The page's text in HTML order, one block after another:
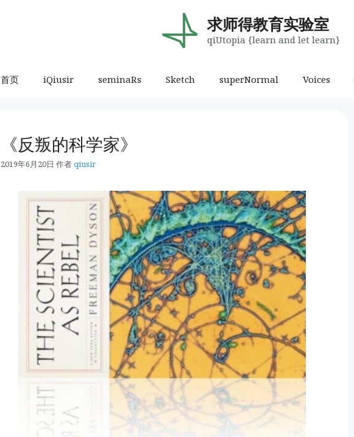
求师得教育实验室
qiUtopia {learn and let learn}
首页 iQiusir seminaRs Sketch superNormal Voices
《反叛的科学家》
2019年6月20日 作者qiusir